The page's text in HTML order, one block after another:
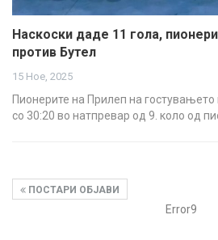
Наскоски даде 11 гола,
против Бутел
15 Ное, 2025
Пионерите на Прилеп на гостувањето
со 30:20 во натпревар од 9. коло од
ПОСТАРИ ОБЈАВИ
Error9